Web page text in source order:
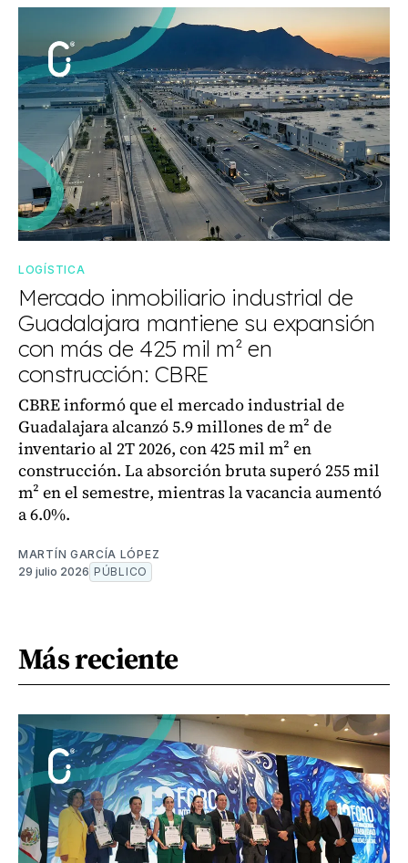
LOGÍSTICA
Mercado inmobiliario industrial de
Guadalajara mantiene su expansión
con más de 425 mil m² en
construcción: CBRE
CBRE informó que el mercado industrial de
Guadalajara alcanzó 5.9 millones de m² de
inventario al 2T 2026, con 425 mil m² en
construcción. La absorción bruta superó 255 mil
m² en el semestre, mientras la vacancia aumentó
a 6.0%.
MARTÍN GARCÍA LÓPEZ
29 julio 2026 PÚBLICO
Más reciente